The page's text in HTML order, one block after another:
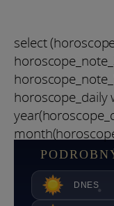
select
horoscope_daily
DNES